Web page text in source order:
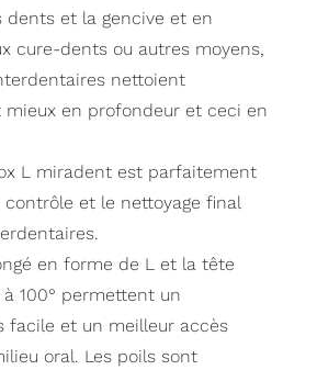
dents et la gencive et en
cure-dents ou autres moyens,
nettoient
mieux en profondeur et ceci en
L miradent est parfaitement
et le nettoyage final
en forme de L et la tête
100° permettent un
facile et un meilleur accès
oral. Les poils sont